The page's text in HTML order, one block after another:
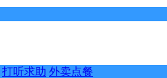
打听求助 外卖点餐